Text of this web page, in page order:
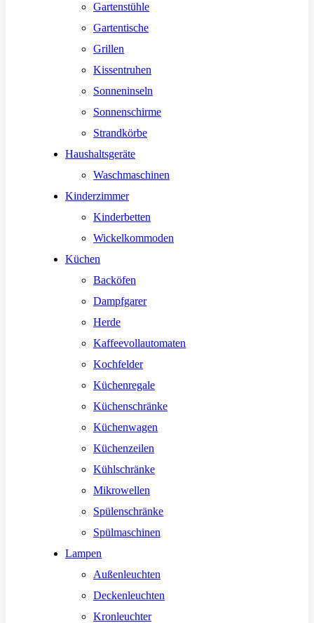
Gartenstühle
Gartentische
Grillen
Kissentruhen
Sonneninseln
Sonnenschirme
Strandkörbe
Haushaltsgeräte
Waschmaschinen
Kinderzimmer
Kinderbetten
Wickelkommoden
Küchen
Backöfen
Dampfgarer
Herde
Kaffeevollautomaten
Kochfelder
Küchenregale
Küchenschränke
Küchenwagen
Küchenzeilen
Kühlschränke
Mikrowellen
Spülenschränke
Spülmaschinen
Lampen
Außenleuchten
Deckenleuchten
Kronleuchter